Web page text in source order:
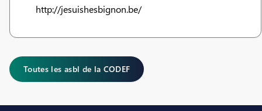
http://jesuishesbignon.be/
Toutes les asbl de la CODEF